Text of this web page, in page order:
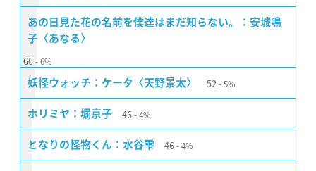
あの日見た花の名前を僕達はまだ知らない。：安城鳴
子〈あなる〉
66 6%
妖怪ウォッチ：ケータ〈天野景太〉 52 5%
ホリミヤ：堀京子 46 4%
となりの怪物くん：水谷雫 46 4%